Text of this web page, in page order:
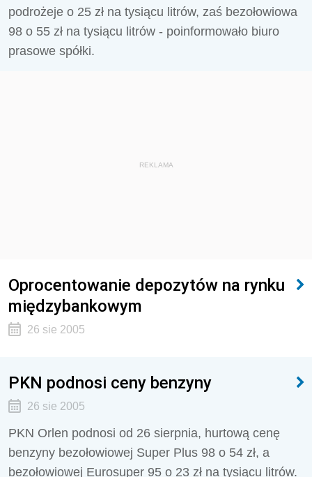
podrożeje o 25 zł na tysiącu litrów, zaś bezołowiowa
98 o 55 zł na tysiącu litrów - poinformowało biuro
prasowe spółki.
REKLAMA
Oprocentowanie depozytów na rynku
międzybankowym
26 sie 2005
PKN podnosi ceny benzyny
26 sie 2005
PKN Orlen podnosi od 26 sierpnia, hurtową cenę
benzyny bezołowiowej Super Plus 98 o 54 zł, a
bezołowiowej Eurosuper 95 o 23 zł na tysiącu litrów.